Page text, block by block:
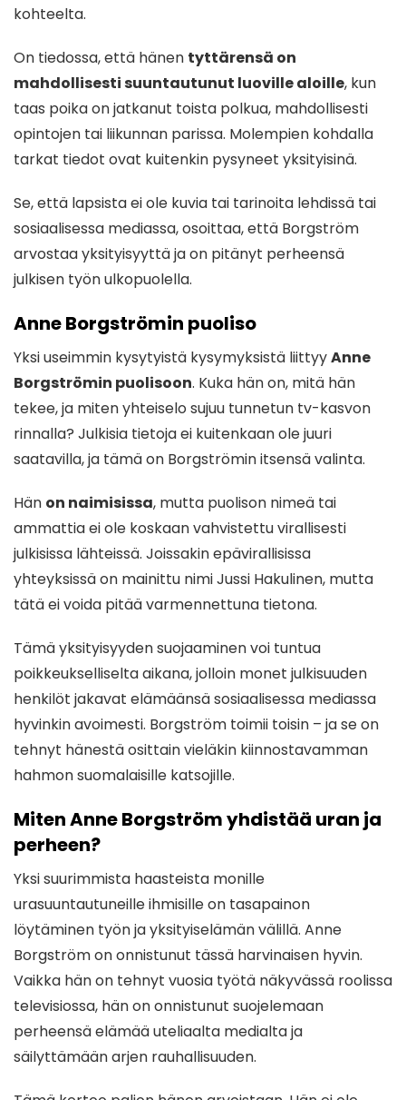
kohteelta.
On tiedossa, että hänen tyttärensä on
mahdollisesti suuntautunut luoville aloille, kun
taas poika on jatkanut toista polkua, mahdollisesti
opintojen tai liikunnan parissa. Molempien kohdalla
tarkat tiedot ovat kuitenkin pysyneet yksityisinä.
Se, että lapsista ei ole kuvia tai tarinoita lehdissä tai
sosiaalisessa mediassa, osoittaa, että Borgström
arvostaa yksityisyyttä ja on pitänyt perheensä
julkisen työn ulkopuolella.
Anne Borgströmin puoliso
Yksi useimmin kysytyistä kysymyksistä liittyyAnne
Borgströmin puolisoon. Kuka hän on, mitä hän
tekee, ja miten yhteiselo sujuu tunnetun tv-kasvon
rinnalla? Julkisia tietoja ei kuitenkaan ole juuri
saatavilla, ja tämä on Borgströmin itsensä valinta.
Hän on naimisissa, mutta puolison nimeä tai
ammattia ei ole koskaan vahvistettu virallisesti
julkisissa lähteissä. Joissakin epävirallisissa
yhteyksissä on mainittu nimi Jussi Hakulinen, mutta
tätä ei voida pitää varmennettuna tietona.
Tämä yksityisyyden suojaaminen voi tuntua
poikkeukselliselta aikana, jolloin monet julkisuuden
henkilöt jakavat elämäänsä sosiaalisessa mediassa
hyvinkin avoimesti. Borgström toimii toisin – ja se on
tehnyt hänestä osittain vieläkin kiinnostavamman
hahmon suomalaisille katsojille.
Miten Anne Borgström yhdistää uran ja
perheen?
Yksi suurimmista haasteista monille
urasuuntautuneille ihmisille on tasapainon
löytäminen työn ja yksityiselämän välillä. Anne
Borgström on onnistunut tässä harvinaisen hyvin.
Vaikka hän on tehnyt vuosia työtä näkyvässä roolissa
televisiossa, hän on onnistunut suojelemaan
perheensä elämää uteliaalta medialta ja
säilyttämään arjen rauhallisuuden.